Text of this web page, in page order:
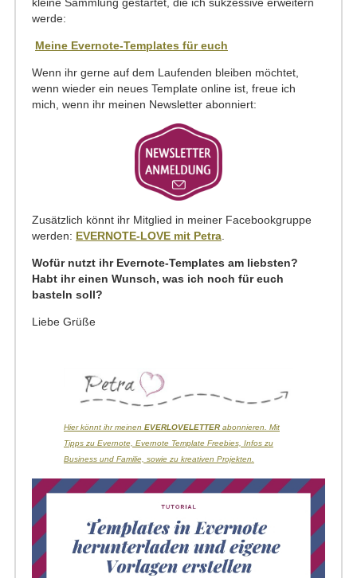
kleine Sammlung gestartet, die ich sukzessive erweitern
werde:
Meine Evernote-Templates für euch
Wenn ihr gerne auf dem Laufenden bleiben möchtet,
wenn wieder ein neues Template online ist, freue ich
mich, wenn ihr meinen Newsletter abonniert:
Zusätzlich könnt ihr Mitglied in meiner Facebookgruppe
werden: EVERNOTE-LOVE mit Petra
Wofür nutzt ihr Evernote-Templates am liebsten?
Habt ihr einen Wunsch, was ich noch für euch
basteln soll?
Liebe Grüße
Hier könnt ihr meinen EVERLOVELETTER abonnieren. Mit
Tipps zu Evernote, Evernote Template Freebies, Infos zu
Business und Familie, sowie zu kreativen Projekten.